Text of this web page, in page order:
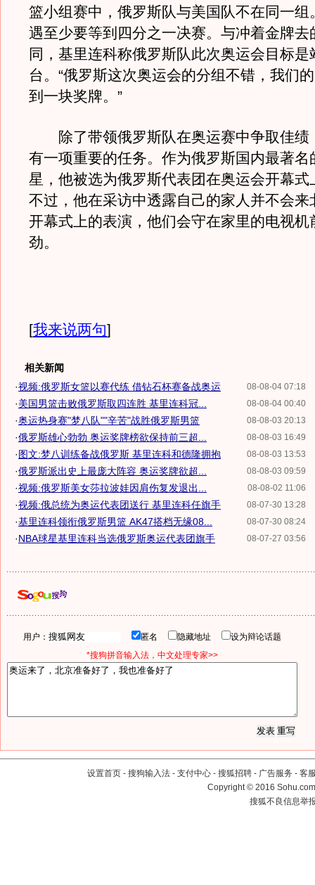
篮小组赛中，俄罗斯队与美国队不在同一组
遇至少要等到四分之一决赛。与冲着金牌去
同，基里连科称俄罗斯队此次奥运会目标是
台。“俄罗斯这次奥运会的分组不错，我们
到一块奖牌。”
除了带领俄罗斯队在奥运赛中争取佳绩
有一项重要的任务。作为俄罗斯国内最著名
星，他被选为俄罗斯代表团在奥运会开幕式
不过，他在采访中透露自己的家人并不会来
开幕式上的表演，他们会守在家里的电视机
劲。
[我来说两句]
相关新闻
08-08-04 07:18
·视频:俄罗斯女篮以赛代练 借钻石杯赛备战奥运
08-08-04 00:40
·美国男篮击败俄罗斯取四连胜 基里连科冠...
08-08-03 20:13
·奥运热身赛"梦八队""辛苦"战胜俄罗斯男篮
08-08-03 16:49
·俄罗斯雄心勃勃 奥运奖牌榜欲保持前三超...
08-08-03 13:53
·图文:梦八训练备战俄罗斯 基里连科和德隆拥抱
08-08-03 09:59
·俄罗斯派出史上最庞大阵容 奥运奖牌欲超...
08-08-02 11:06
·视频:俄罗斯美女莎拉波娃因肩伤复发退出...
08-07-30 13:28
·视频:俄总统为奥运代表团送行 基里连科任旗手
08-07-30 08:24
·基里连科领衔俄罗斯男篮 AK47搭档无缘08...
08-07-27 03:56
·NBA球星基里连科当选俄罗斯奥运代表团旗手
用户： 匿名 隐藏地址
设为辩论话题
*搜狗拼音输入法，中文处理专家>>
设置首页 - 搜狗输入法 - 支付中心 - 搜狐招聘 - 广告服务 - 客
Copyright©2016
搜狐不良信息举